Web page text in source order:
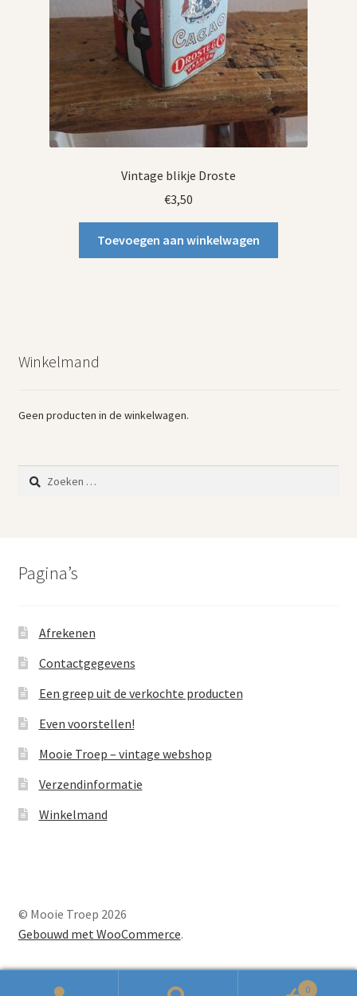
Vintage blikje Droste
€3,50
Toevoegen aan winkelwagen
Winkelmand
Geen producten in de winkelwagen.
Zoeken
naar:
Pagina’s
Afrekenen
Contactgegevens
Een greep uit de verkochte producten
Even voorstellen!
Mooie Troep – vintage webshop
Verzendinformatie
Winkelmand
© Mooie Troep 2026
Gebouwd met WooCommerce.
0